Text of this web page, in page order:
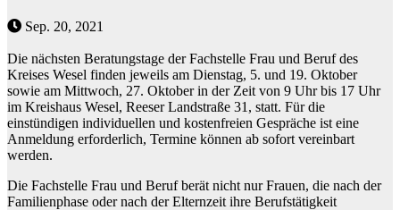
Sep. 20, 2021
Die nächsten Beratungstage der Fachstelle Frau und Beruf des
Kreises Wesel finden jeweils am Dienstag, 5. und 19. Oktober
sowie am Mittwoch, 27. Oktober in der Zeit von 9 Uhr bis 17 Uhr
im Kreishaus Wesel, Reeser Landstraße 31, statt. Für die
einstündigen individuellen und kostenfreien Gespräche ist eine
Anmeldung erforderlich, Termine können ab sofort vereinbart
werden.
Die Fachstelle Frau und Beruf berät nicht nur Frauen, die nach der
Familienphase oder nach der Elternzeit ihre Berufstätigkeit